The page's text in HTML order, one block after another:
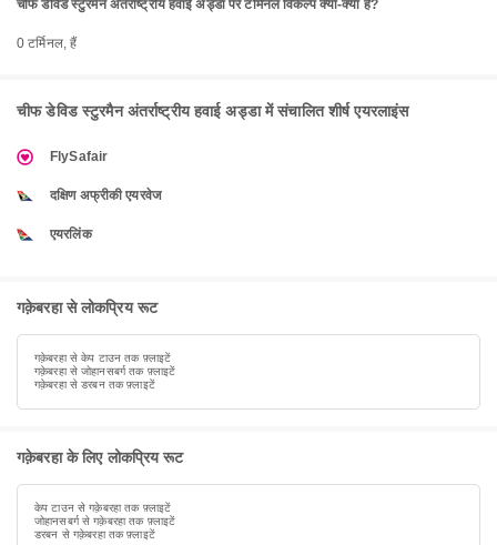
चीफ डेविड स्टुरमैन अंतर्राष्ट्रीय हवाई अड्डा पर टर्मिनल विकल्प क्या-क्या हैं?
0 टर्मिनल, हैं
चीफ डेविड स्टुरमैन अंतर्राष्ट्रीय हवाई अड्डा में संचालित शीर्ष एयरलाइंस
FlySafair
दक्षिण अफ्रीकी एयरवेज
एयरलिंक
गक़ेबरहा से लोकप्रिय रूट
गक़ेबरहा से केप टाउन तक फ़्लाइटें
गक़ेबरहा से जोहानसबर्ग तक फ़्लाइटें
गक़ेबरहा से डरबन तक फ़्लाइटें
गक़ेबरहा के लिए लोकप्रिय रूट
केप टाउन से गक़ेबरहा तक फ़्लाइटें
जोहानसबर्ग से गक़ेबरहा तक फ़्लाइटें
डरबन से गक़ेबरहा तक फ़्लाइटें